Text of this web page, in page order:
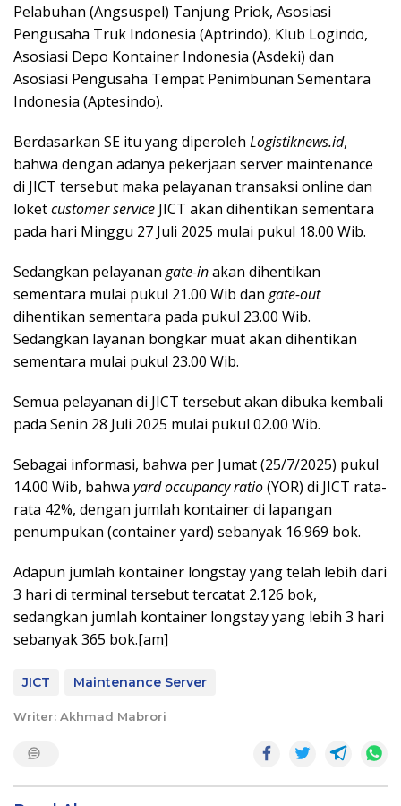
Pelabuhan (Angsuspel) Tanjung Priok, Asosiasi
Pengusaha Truk Indonesia (Aptrindo), Klub Logindo,
Asosiasi Depo Kontainer Indonesia (Asdeki) dan
Asosiasi Pengusaha Tempat Penimbunan Sementara
Indonesia (Aptesindo).
Berdasarkan SE itu yang diperoleh Logistiknews.id,
bahwa dengan adanya pekerjaan server maintenance
di JICT tersebut maka pelayanan transaksi online dan
loketcustomer service JICT akan dihentikan sementara
pada hari Minggu 27 Juli 2025 mulai pukul 18.00 Wib.
Sedangkan pelayanan gate-inakan dihentikan
sementara mulai pukul 21.00 Wib dan gate-out
dihentikan sementara pada pukul 23.00 Wib.
Sedangkan layanan bongkar muat akan dihentikan
sementara mulai pukul 23.00 Wib.
Semua pelayanan di JICT tersebut akan dibuka kembali
pada Senin 28 Juli 2025 mulai pukul 02.00 Wib.
Sebagai informasi, bahwa per Jumat (25/7/2025) pukul
14.00 Wib, bahwa yard occupancy ratio(YOR) di JICT rata-
rata 42%, dengan jumlah kontainer di lapangan
penumpukan (container yard) sebanyak 16.969 bok.
Adapun jumlah kontainer longstay yang telah lebih dari
3 hari di terminal tersebut tercatat 2.126 bok,
sedangkan jumlah kontainer longstay yang lebih 3 hari
sebanyak 365 bok.[am]
JICT Maintenance Server
Writer: Akhmad Mabrori